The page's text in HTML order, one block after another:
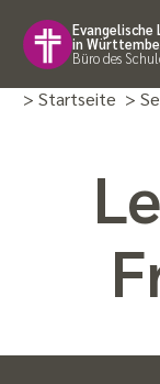
Evangelische
in
Büro des
> Startseite >